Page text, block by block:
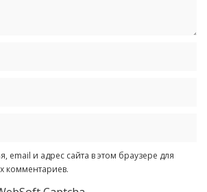
email и адрес сайта в этом браузере для
комментариев.